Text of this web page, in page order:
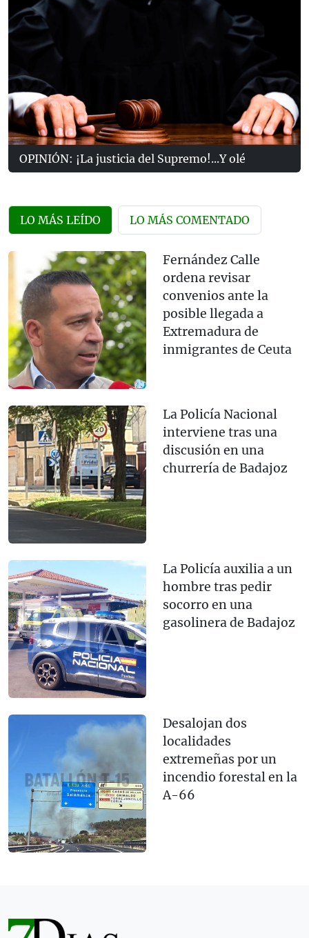
OPINIÓN: ¡La justicia del Supremo!...Y olé
LO MÁS LEÍDO LO MÁS COMENTADO
Fernández Calle
ordena revisar
convenios ante la
posible llegada a
Extremadura de
inmigrantes de Ceuta
La Policía Nacional
interviene tras una
discusión en una
churrería de Badajoz
La Policía auxilia a un
hombre tras pedir
socorro en una
gasolinera de Badajoz
Desalojan dos
localidades
extremeñas por un
incendio forestal en la
A-66